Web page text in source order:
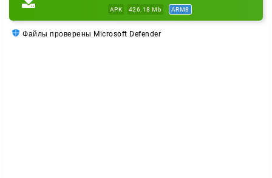
APK 426.18 Mb ARM8
Файлы проверены Microsoft Defender